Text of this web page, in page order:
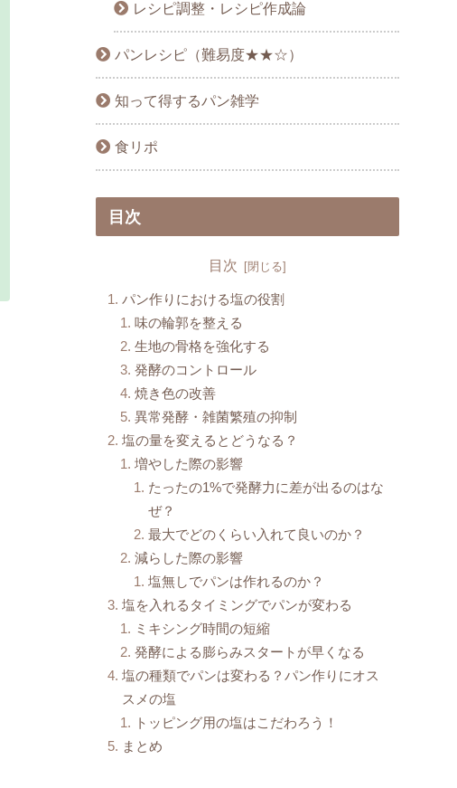
レシピ調整・レシピ作成論
パンレシピ（難易度★★☆）
知って得するパン雑学
食リポ
目次
目次
パン作りにおける塩の役割
味の輪郭を整える
生地の骨格を強化する
発酵のコントロール
焼き色の改善
異常発酵・雑菌繁殖の抑制
塩の量を変えるとどうなる？
増やした際の影響
たったの1%で発酵力に差が出るのはな
ぜ？
最大でどのくらい入れて良いのか？
減らした際の影響
塩無しでパンは作れるのか？
塩を入れるタイミングでパンが変わる
ミキシング時間の短縮
発酵による膨らみスタートが早くなる
塩の種類でパンは変わる？パン作りにオス
スメの塩
トッピング用の塩はこだわろう！
まとめ